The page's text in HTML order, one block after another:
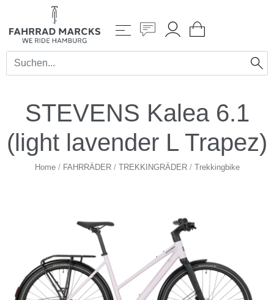
STEVENS Kalea 6.1
(light lavender L Trapez)
Home/ FAHRRÄDER/ TREKKINGRÄDER/ Trekkingbike